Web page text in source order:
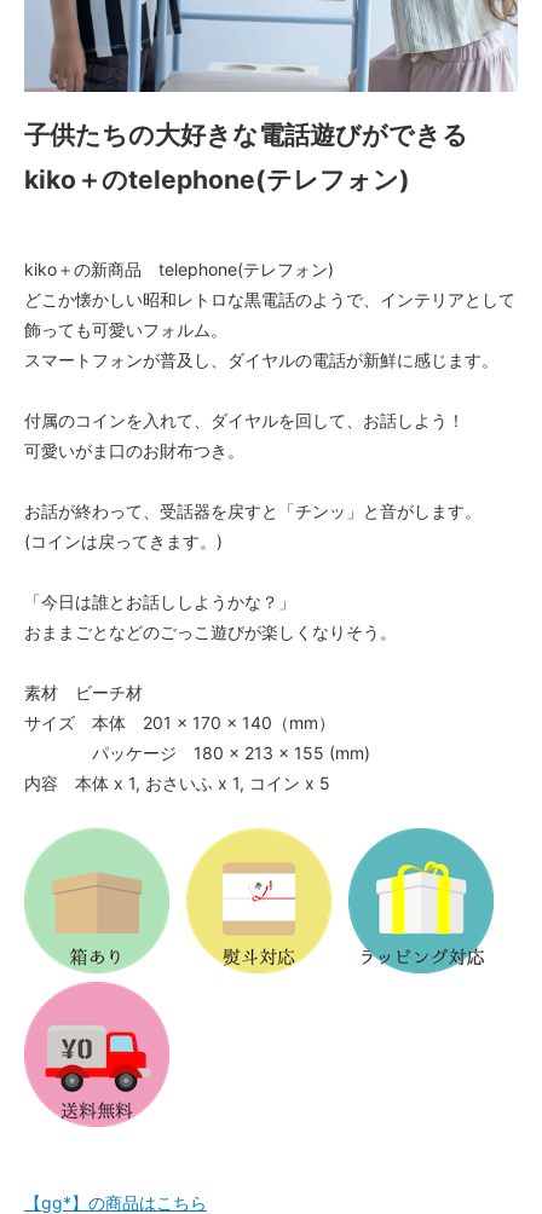
子供たちの大好きな電話遊びができる
kiko＋のtelephone(テレフォン)
kiko＋の新商品 telephone(テレフォン)
どこか懐かしい昭和レトロな黒電話のようで、インテリアとして
飾っても可愛いフォルム。
スマートフォンが普及し、ダイヤルの電話が新鮮に感じます。
付属のコインを入れて、ダイヤルを回して、お話しよう！
可愛いがま口のお財布つき。
お話が終わって、受話器を戻すと「チンッ」と音がします。
(コインは戻ってきます。)
「今日は誰とお話ししようかな？」
おままごとなどのごっこ遊びが楽しくなりそう。
素材 ビーチ材
サイズ 本体 201 × 170 × 140（mm）
パッケージ 180 × 213 × 155 (mm)
内容 本体 x 1, おさいふ x 1, コイン x 5
【gg*】の商品はこちら